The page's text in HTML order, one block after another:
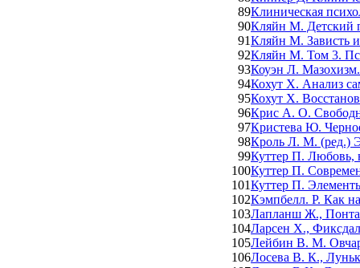
89Клиническая
90Кляйн М. Детский
91Кляйн М. Зависть и
92Кляйн М. Том 3.
93Коуэн Л.
94Кохут Х. Анализ
95Кохут Х.
96Крис А. О.
97Кристева Ю.
98Кроль Л. М. (ред.)
99Куттер П. Любовь,
100Куттер П.
101Куттер П.
102Кэмпбелл. Р. Как
103Лапланш Ж.,
104Ларсен Х.,
105Лейбин В. М.
106Лосева В. К.,